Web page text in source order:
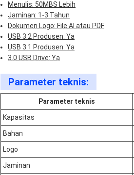
Menulis: 50MBS Lebih
Jaminan: 1-3 Tahun
Dokumen Logo: File AI atau PDF
USB 3.2 Produsen: Ya
USB 3.1 Produsen: Ya
3.0 USB Drive: Ya
Parameter teknis:
Parameter teknis
Kapasitas
Bahan
Logo
Jaminan